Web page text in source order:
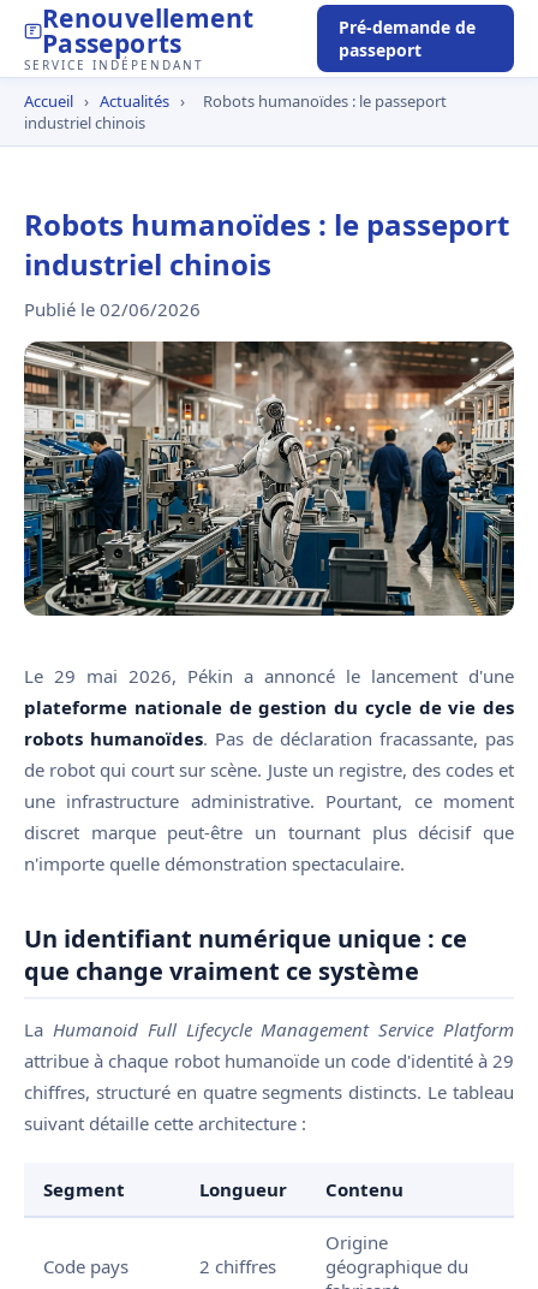
Renouvellement
Passeports
SERVICE INDÉPENDANT
Pré-demande de
passeport
Accueil › Actualités ›
Robots humanoïdes : le passeport
industriel chinois
Robots humanoïdes : le passeport
industriel chinois
Publié le 02/06/2026
Le 29 mai 2026, Pékin a annoncé le lancement d'une
plateforme nationale de gestion du cycle de vie des
robots humanoïdes. Pas de déclaration fracassante, pas
de robot qui court sur scène. Juste un registre, des codes et
une infrastructure administrative. Pourtant, ce moment
discret marque peut-être un tournant plus décisif que
n'importe quelle démonstration spectaculaire.
Un identifiant numérique unique : ce
que change vraiment ce système
La Humanoid Full Lifecycle Management Service Platform
attribue à chaque robot humanoïde un code d'identité à 29
chiffres, structuré en quatre segments distincts. Le tableau
suivant détaille cette architecture :
Segment Longueur Contenu
Code pays 2 chiffres
Origine
géographique du